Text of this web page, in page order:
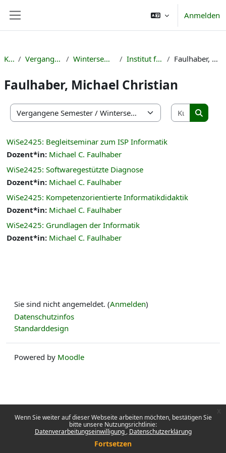
Wenn Sie weiter auf dieser Webseite arbeiten möchten, bestätigen Sie
bitte unsere Nutzungsrichtlinie:
Datenverarbeitungseinwilligung Datenschutzerklärung
Fortsetzen
Anmelden
Kurse Vergangene Semester Wintersemester 2024/25 Institut für Informatik Faulhaber, Michael Christian
Faulhaber, Michael Christian
Kursbereiche
Kurse
Kurse
WiSe2425: Begleitseminar zum ISP Informatik
Dozent*in: Michael C. Faulhaber
WiSe2425: Softwaregestützte Diagnose
Dozent*in: Michael C. Faulhaber
WiSe2425: Kompetenzorientierte Informatikdidaktik
Dozent*in: Michael C. Faulhaber
WiSe2425: Grundlagen der Informatik
Dozent*in: Michael C. Faulhaber
Sie sind nicht angemeldet. (Anmelden)
Datenschutzinfos
Standarddesign
Powered by Moodle